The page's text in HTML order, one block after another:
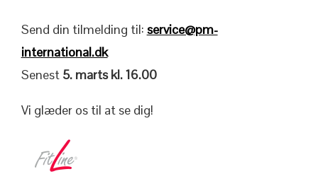
Send din tilmelding til: service@pm-
international.dk
Senest 5. marts kl. 16.00
Vi glæder os til at se dig!